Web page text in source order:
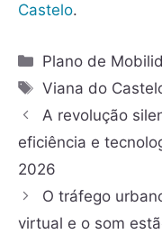
Castelo.
Plano de
Viana do
A revolução
eficiência e
2026
O tráfego
virtual e o som